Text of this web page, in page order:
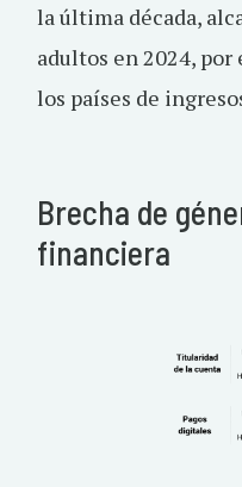
la última década,
adultos en 2024,
los países de
Brecha de
financiera